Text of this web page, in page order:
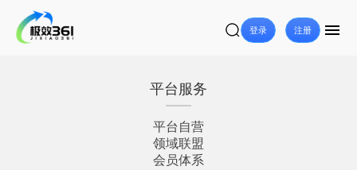
登录 注册
平台服务
平台自营
领域联盟
会员体系